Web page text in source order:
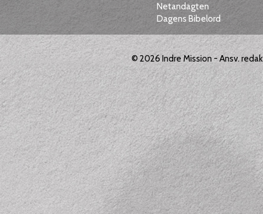
Netandagten
Dagens Bibelord
© 2026Indre Mission - Ansv.